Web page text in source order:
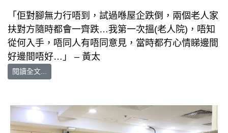
「佢對腳無力行唔到，試過喺屋企跌倒，兩個老人家
扶對方隨時都會一齊跌…我第一次搵(老人院)，唔知
從何入手，唔同人有唔同意見，當時都冇心情睇邊間
好邊間唔好…」 – 黃太
閱讀全文...